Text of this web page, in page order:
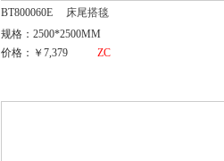
BT800060E
床尾搭毯
规格：2500*2500MM
价格：￥7,379
ZC